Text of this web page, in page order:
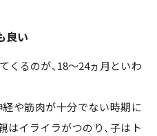
良い
くるのが、18～24ヵ月といわ
や筋肉が十分でない時期に
はイライラがつのり、子はト